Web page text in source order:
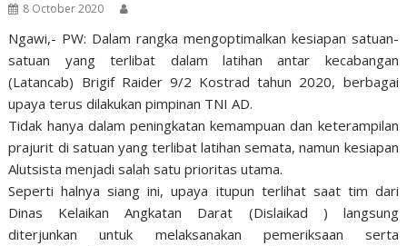
8 October 2020
Ngawi,- PW: Dalam rangka mengoptimalkan kesiapan satuan-
satuan yang terlibat dalam latihan antar kecabangan
(Latancab) Brigif Raider 9/2 Kostrad tahun 2020, berbagai
upaya terus dilakukan pimpinan TNI AD.
Tidak hanya dalam peningkatan kemampuan dan keterampilan
prajurit di satuan yang terlibat latihan semata, namun kesiapan
Alutsista menjadi salah satu prioritas utama.
Seperti halnya siang ini, upaya itupun terlihat saat tim dari
Dinas Kelaikan Angkatan Darat (Dislaikad ) langsung
diterjunkan untuk melaksanakan pemeriksaan serta